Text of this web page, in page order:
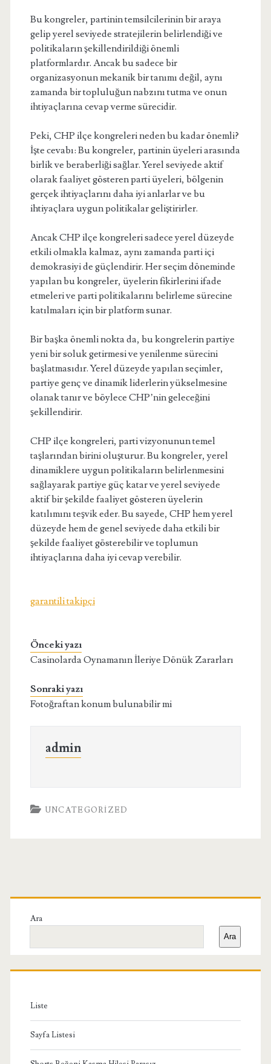
Bu kongreler, partinin temsilcilerinin bir araya
gelip yerel seviyede stratejilerin belirlendiği ve
politikaların şekillendirildiği önemli
platformlardır. Ancak bu sadece bir
organizasyonun mekanik bir tanımı değil, aynı
zamanda bir topluluğun nabzını tutma ve onun
ihtiyaçlarına cevap verme sürecidir.
Peki, CHP ilçe kongreleri neden bu kadar önemli?
İşte cevabı: Bu kongreler, partinin üyeleri arasında
birlik ve beraberliği sağlar. Yerel seviyede aktif
olarak faaliyet gösteren parti üyeleri, bölgenin
gerçek ihtiyaçlarını daha iyi anlarlar ve bu
ihtiyaçlara uygun politikalar geliştirirler.
Ancak CHP ilçe kongreleri sadece yerel düzeyde
etkili olmakla kalmaz, aynı zamanda parti içi
demokrasiyi de güçlendirir. Her seçim döneminde
yapılan bu kongreler, üyelerin fikirlerini ifade
etmeleri ve parti politikalarını belirleme sürecine
katılmaları için bir platform sunar.
Bir başka önemli nokta da, bu kongrelerin partiye
yeni bir soluk getirmesi ve yenilenme sürecini
başlatmasıdır. Yerel düzeyde yapılan seçimler,
partiye genç ve dinamik liderlerin yükselmesine
olanak tanır ve böylece CHP’nin geleceğini
şekillendirir.
CHP ilçe kongreleri, parti vizyonunun temel
taşlarından birini oluşturur. Bu kongreler, yerel
dinamiklere uygun politikaların belirlenmesini
sağlayarak partiye güç katar ve yerel seviyede
aktif bir şekilde faaliyet gösteren üyelerin
katılımını teşvik eder. Bu sayede, CHP hem yerel
düzeyde hem de genel seviyede daha etkili bir
şekilde faaliyet gösterebilir ve toplumun
ihtiyaçlarına daha iyi cevap verebilir.
garantili takipçi
Önceki yazı
Casinolarda Oynamanın İleriye Dönük Zararları
Sonraki yazı
Fotoğraftan konum bulunabilir mi
admin
UNCATEGORIZED
Birincil
Yan
Menü
Ara
Ara
Liste
Sayfa Listesi